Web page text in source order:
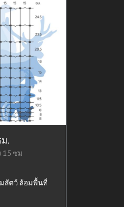
.
15 ซม
สัตว์ ล้อมพื้นที่